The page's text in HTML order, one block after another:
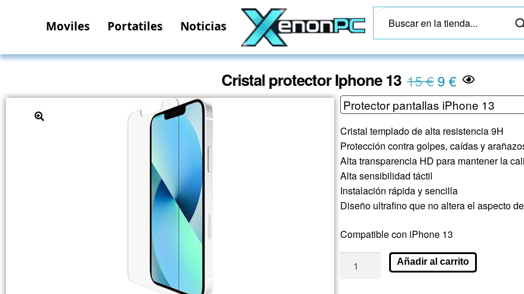
Moviles Portatiles Noticias
Cristal protector Iphone 13 15€ 9 €
Cristal templado de alta resistencia 9H
Protección contra golpes, caídas y
Alta transparencia HD para mantener la
Alta sensibilidad táctil
Instalación rápida y sencilla
Diseño ultrafino que no altera el aspecto
Compatible con iPhone 13
Añadir al carrito